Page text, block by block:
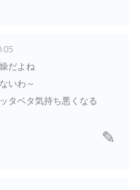
だよね
いわ～
タベタ気持ち悪くなる